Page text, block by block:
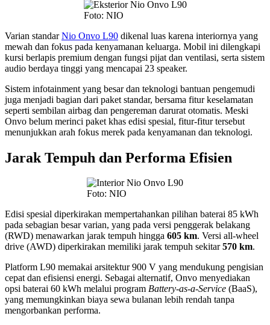
Foto: NIO
Varian standarNio Onvo L90 dikenal luas karena interiornya yang
mewah dan fokus pada kenyamanan keluarga. Mobil ini dilengkapi
kursi berlapis premium dengan fungsi pijat dan ventilasi, serta sistem
audio berdaya tinggi yang mencapai 23 speaker.
Sistem infotainment yang besar dan teknologi bantuan pengemudi
juga menjadi bagian dari paket standar, bersama fitur keselamatan
seperti sembilan airbag dan pengereman darurat otomatis. Meski
Onvo belum merinci paket khas edisi spesial, fitur-fitur tersebut
menunjukkan arah fokus merek pada kenyamanan dan teknologi.
Jarak Tempuh dan Performa Efisien
Foto: NIO
Edisi spesial diperkirakan mempertahankan pilihan baterai 85 kWh
pada sebagian besar varian, yang pada versi penggerak belakang
(RWD) menawarkan jarak tempuh hingga 605 km. Versi all-wheel
drive (AWD) diperkirakan memiliki jarak tempuh sekitar570 km.
Platform L90 memakai arsitektur 900 V yang mendukung pengisian
cepat dan efisiensi energi. Sebagai alternatif, Onvo menyediakan
opsi baterai 60 kWh melalui program Battery-as-a-Service (BaaS),
yang memungkinkan biaya sewa bulanan lebih rendah tanpa
mengorbankan performa.